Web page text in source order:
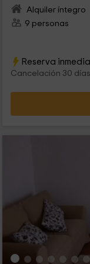
Alquiler íntegro
9 personas
Reserva
Cancelación 30